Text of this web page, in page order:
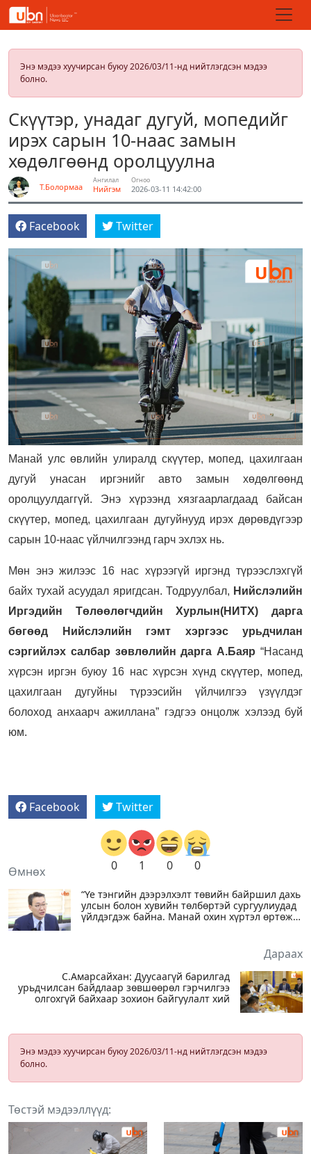
Энэ мэдээ хуучирсан буюу 2026/03/11-нд нийтлэгдсэн мэдээ
болно.
Скүүтэр, унадаг дугуй, мопедийг
ирэх сарын 10-наас замын
хөдөлгөөнд оролцуулна
Т.Болормаа
Ангилал
Нийгэм
Огноо
2026-03-11 14:42:00
Facebook Twitter
Манай улс өвлийн улиралд скүүтер, мопед, цахилгаан
дугуй унасан иргэнийг авто замын хөдөлгөөнд
оролцуулдаггүй. Энэ хүрээнд хязгаарлагдаад байсан
скүүтер, мопед, цахилгаан дугуйнууд ирэх дөрөвдүгээр
сарын 10-наас үйлчилгээнд гарч эхлэх нь.
Мөн энэ жилээс 16 нас хүрээгүй иргэнд түрээслэхгүй
байх тухай асуудал яригдсан. Тодруулбал, Нийслэлийн
Иргэдийн Төлөөлөгчдийн Хурлын(НИТХ) дарга
бөгөөд Нийслэлийн гэмт хэргээс урьдчилан
сэргийлэх салбар зөвлөлийн дарга А.Баяр “Насанд
хүрсэн иргэн буюу 16 нас хүрсэн хүнд скүүтер, мопед,
цахилгаан дугуйны түрээсийн үйлчилгээ үзүүлдэг
болоход анхаарч ажиллана” гэдгээ онцолж хэлээд буй
юм.
Facebook Twitter
0 1 0 0
Өмнөх
“Үе тэнгийн дээрэлхэлт төвийн байршил дахь
улсын болон хувийн төлбөртэй сургуулиудад
үйлдэгдэж байна. Манай охин хүртэл өртөж
Дараах
С.Амарсайхан: Дуусаагүй барилгад
урьдчилсан байдлаар зөвшөөрөл гэрчилгээ
олгохгүй байхаар зохион байгуулалт хий
Энэ мэдээ хуучирсан буюу 2026/03/11-нд нийтлэгдсэн мэдээ
болно.
Төстэй мэдээллүүд: